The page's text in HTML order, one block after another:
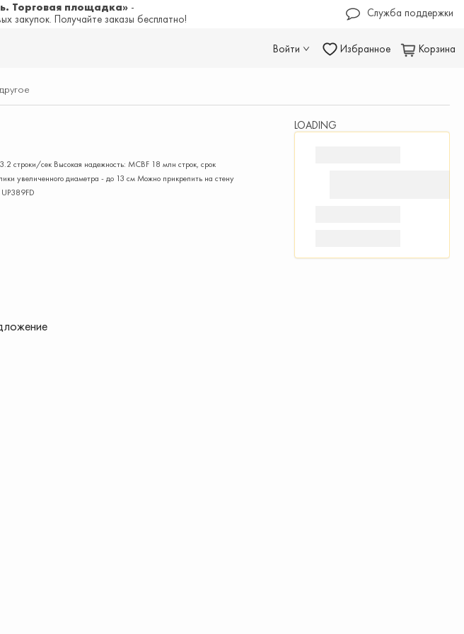
Торговая площадка» -
закупок. Получайте заказы бесплатно!
Служба поддержки
Войти Избранное Корзина
строки/сек Высокая надежность: MCBF 18 млн строк, срок
увеличенного диаметра - до 13 см Можно прикрепить на стену
LOADING